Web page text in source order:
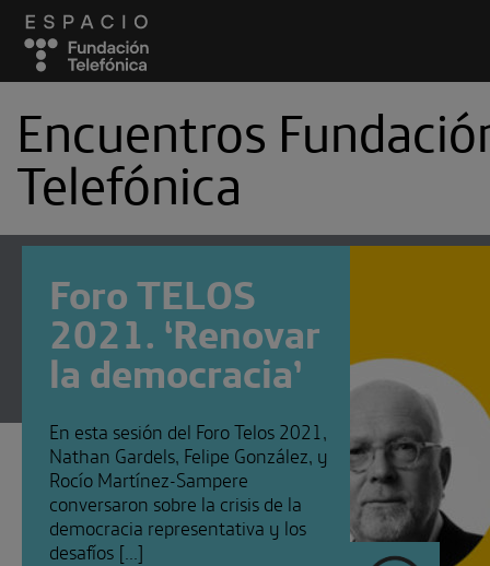
Encuentros
Telefónica
Foro TELOS
2021. ‘Renovar
la democracia’
En esta sesión del Foro Telos 2021,
Nathan Gardels, Felipe González, y
Rocío Martínez-Sampere
conversaron sobre la crisis de la
democracia representativa y los
desafíos [...]
Podcast Cambia el chip
El futuro que queremos
Manual de autodefensa digital
Onda Marciana Sinestesia
Suscríbete a Encuentros Fundación
Utiliza cualquiera de tus clietes
recibir los nuevos episodios al